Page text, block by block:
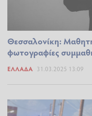
Θεσσαλονίκη:
φωτογραφίες
ΕΛΛΆΔΑ 31.03.2025 13:09